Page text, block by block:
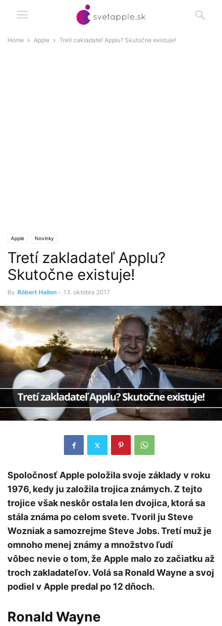
Home Apple Tretí zakladateľ Applu? Skutočne existuje!
Apple Novinky
Tretí zakladateľ Applu?
Skutočne existuje!
By Róbert Hallon - 13. októbra 2017
Spoločnosť Apple položila svoje základy v roku
1976, kedy ju založila trojica známych. Z tejto
trojice však neskôr ostala len dvojica, ktorá sa
stála známa po celom svete. Tvoril ju Steve
Wozniak a samozrejme Steve Jobs. Tretí muž je
omnoho menej známy a množstvo ľudí
vôbec nevie o tom, že Apple malo zo začiatku až
troch zakladateľov. Volá sa Ronald Wayne a svoj
podiel v Apple predal po 12 dňoch.
Ronald Wayne